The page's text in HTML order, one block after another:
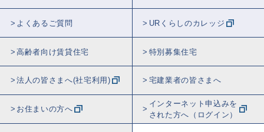
よくあるご質問 URくらしのカレッジ
高齢者向け賃貸住宅 特別募集住宅
法人の皆さまへ(社宅利用) 宅建業者の皆さまへ
お住まいの方へ
インターネット申込みを
された方へ（ログイン）